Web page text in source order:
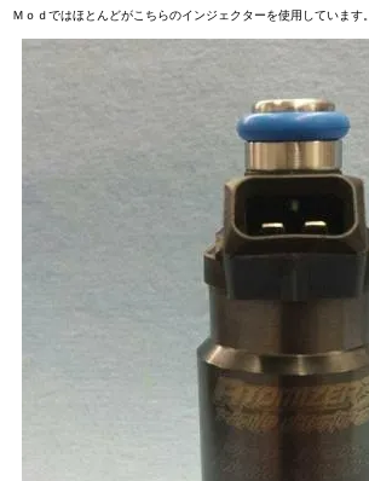
Ｍｏｄではほとんどがこちらのインジェクターを使用しています。